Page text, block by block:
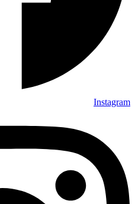
Instagram